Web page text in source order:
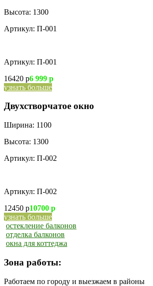
Высота: 1300
Артикул: П-001
Артикул: П-001
16420 р6 999 р
узнать больше
Двухстворчатое окно
Ширина: 1100
Высота: 1300
Артикул: П-002
Артикул: П-002
12450 р10700 р
узнать больше
остекление балконов
отделка балконов
окна для коттеджа
Зона работы:
Работаем по городу и выезжаем в районы